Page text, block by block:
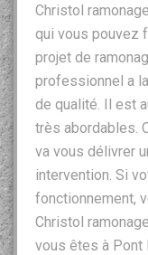
Christol
qui vous pouvez
projet de
professionnel a
de qualité. Il est
très abordables.
va vous délivrer
intervention. Si
fonctionnement,
Christol
vous êtes à Pont